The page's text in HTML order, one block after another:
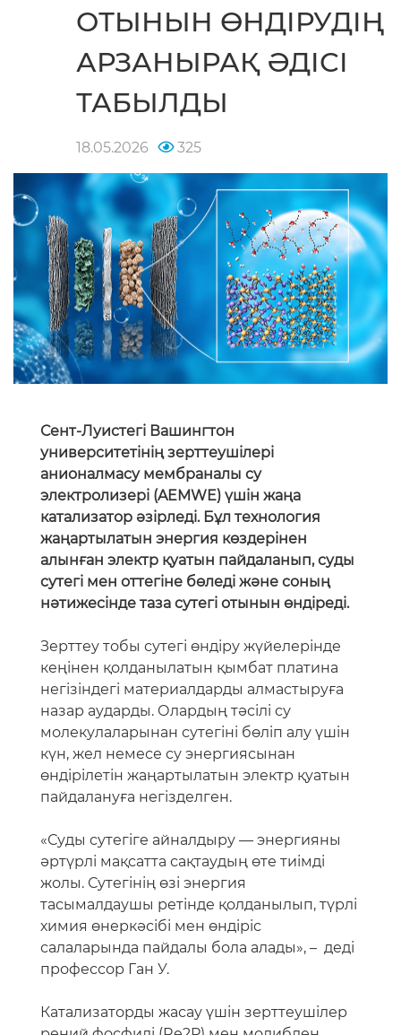
ОТЫНЫН ӨНДІРУДІҢ
АРЗАНЫРАҚ ӘДІСІ
ТАБЫЛДЫ
18.05.2026 325
Сент-Луистегі Вашингтон
университетінің зерттеушілері
анионалмасу мембраналы су
электролизері (AEMWE) үшін жаңа
катализатор әзірледі. Бұл технология
жаңартылатын энергия көздерінен
алынған электр қуатын пайдаланып, суды
сутегі мен оттегіне бөледі және соның
нәтижесінде таза сутегі отынын өндіреді.
Зерттеу тобы сутегі өндіру жүйелерінде
кеңінен қолданылатын қымбат платина
негізіндегі материалдарды алмастыруға
назар аударды. Олардың тәсілі су
молекулаларынан сутегіні бөліп алу үшін
күн, жел немесе су энергиясынан
өндірілетін жаңартылатын электр қуатын
пайдалануға негізделген.
«Суды сутегіге айналдыру — энергияны
әртүрлі мақсатта сақтаудың өте тиімді
жолы. Сутегінің өзі энергия
тасымалдаушы ретінде қолданылып, түрлі
химия өнеркәсібі мен өндіріс
салаларында пайдалы бола алады», – деді
профессор Ган У.
Катализаторды жасау үшін зерттеушілер